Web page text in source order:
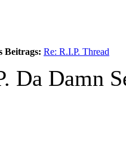
Beitrags: Re: R.I.P. Thread
Da Damn